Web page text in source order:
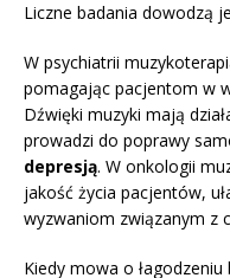
Liczne badania dowodzą
W psychiatrii
pomagając pacjentom w
Dźwięki muzyki mają
prowadzi do poprawy
depresją. W onkologii
jakość życia pacjentów,
wyzwaniom związanym z
Kiedy mowa o